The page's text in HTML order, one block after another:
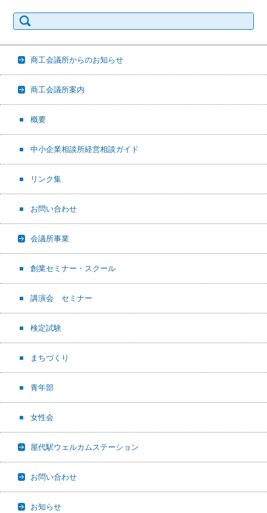
索:
商工会議所からのお知らせ
商工会議所案内
概要
中小企業相談所経営相談ガイド
リンク集
お問い合わせ
会議所事業
創業セミナー・スクール
講演会 セミナー
検定試験
まちづくり
青年部
女性会
屋代駅ウェルカムステーション
お問い合わせ
お知らせ